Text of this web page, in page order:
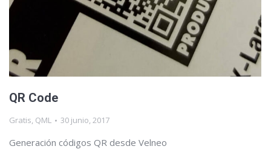
QR Code
Gratis, QML 30 junio, 2017
Generación códigos QR desde Velneo